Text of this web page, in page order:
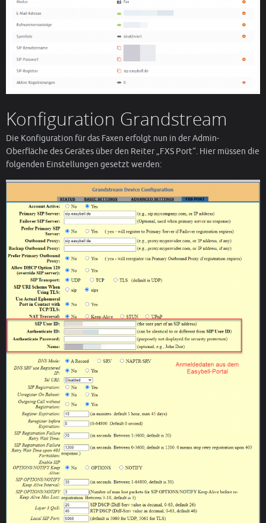
Konfiguration Grandstream
Die Konfiguration für das Faxen erfolgt nun in der Admin-
Oberfläche des Gerätes über den Reiter „FXS Port“. Hier müssen die
folgenden Einstellungen gesetzt werden: